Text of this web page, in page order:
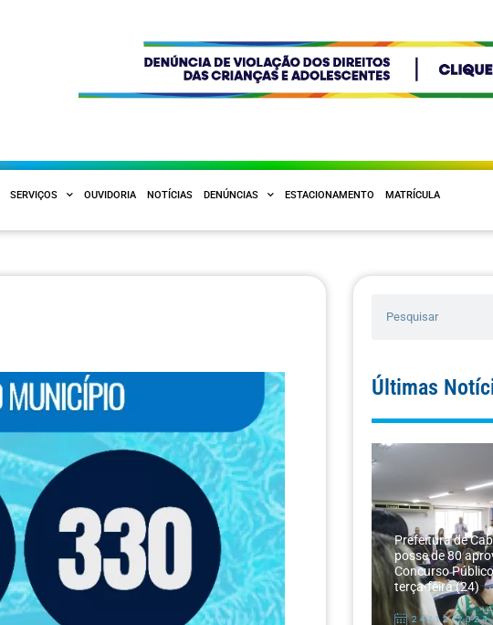
SERVIÇOS OUVIDORIA NOTÍCIAS DENÚNCIAS ESTACIONAMENTO MATRÍCULA
Últimas
Prefeitura de
posse de 80
Concurso
terça-feira (24)
24/12/2024